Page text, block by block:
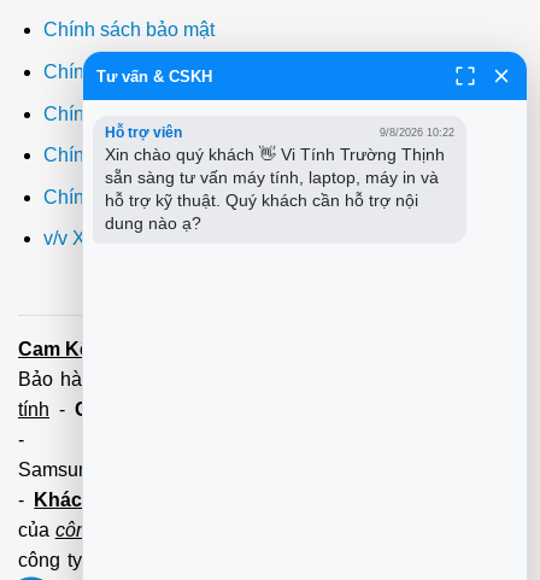
Chính sách bảo mật
Chính sách thanh toán
Chính sách giao hàng
Chính sách đổi trả
Chính sách bảo hành
v/v Xuất hóa đơn đỏ VAT
Cam Kết:
Bảo hành tận tâm - Xuất hóa đơn đỏ đầy đủ
tính - Cài Win Tận Nơi
-
Samsung,Brother,Xeroc,Panasonic): 100 - 180,000 vnđ
-
Khách hàng lưu ý:
của công ty PCI.
công ty không liên hệ và làm việc với cá nhân đảm bảo
Tư vấn & CSKH
Hỗ trợ viên 9/8/2026 10:22
Xin chào quý khách 👋 Vi Tính Trường Thịnh
sẵn sàng tư vấn máy tính, laptop, máy in và
hỗ trợ kỹ thuật. Quý khách cần hỗ trợ nội
dung nào ạ?